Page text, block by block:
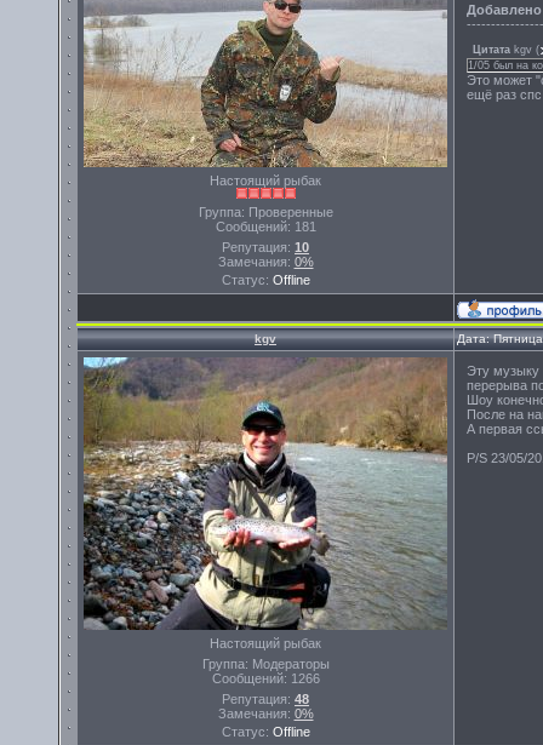
Настоящий рыбак
Группа: Проверенные
Сообщений: 181
Репутация: 10
Замечания: 0%
Статус: Offline
Добавлено
Цитата kgv (
1/05 был на
Это может
ещё раз
kgv Дата:
Настоящий рыбак
Группа: Модераторы
Сообщений: 1266
Репутация: 48
Замечания: 0%
Статус: Offline
Эту музыку
перерыва
Шоу
После на
А первая
P/S 23/05/